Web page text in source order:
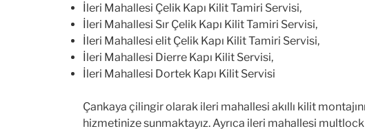
İleri Mahallesi Çelik Kapı Kilit Tamiri Servisi,
İleri Mahallesi Sır Çelik Kapı Kilit Tamiri Servisi,
İleri Mahallesi elit Çelik Kapı Kilit Tamiri Servisi,
İleri Mahallesi Dierre Kapı Kilit Servisi,
İleri Mahallesi Dortek Kapı Kilit Servisi
Çankaya çilingir olarak ileri mahallesi akıllı kilit
hizmetinize sunmaktayız. Ayrıca ileri mahallesi